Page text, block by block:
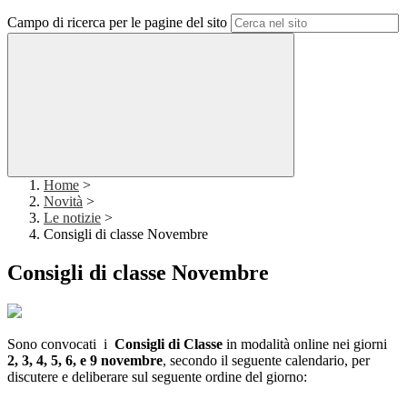
Campo di ricerca per le pagine del sito
Home >
Novità >
Le notizie >
Consigli di classe Novembre
Consigli di classe Novembre
Sono convocati i Consigli di Classe in modalità online nei giorni
2, 3, 4, 5, 6, e 9 novembre, secondo il seguente calendario, per
discutere e deliberare sul seguente ordine del giorno: